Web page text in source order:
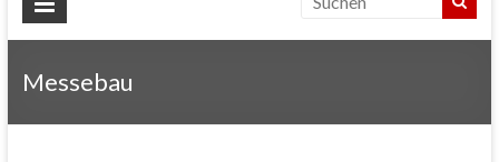
Messestände
für
Messebau